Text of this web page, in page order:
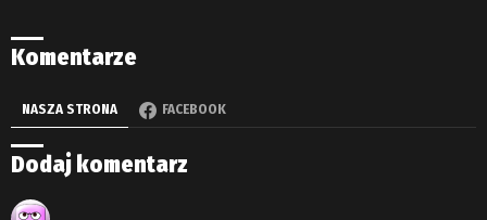
Komentarze
NASZA STRONA FACEBOOK
Dodaj komentarz